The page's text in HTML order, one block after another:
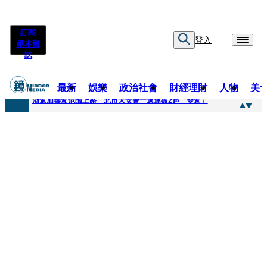
訂閱
紙本雜
誌
登入
最新 娛樂 政治社會 財經理財 人物 美
快訊
酒駕加毒駕危險上路 北市大安警一週連破2起「雙駕」